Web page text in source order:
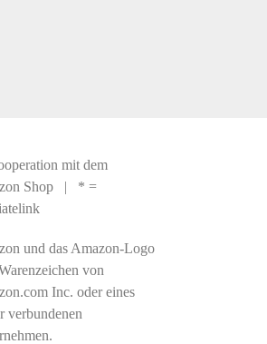
mit dem
Shop | * =
und das Amazon-Logo
von
Inc. oder eines
verbundenen